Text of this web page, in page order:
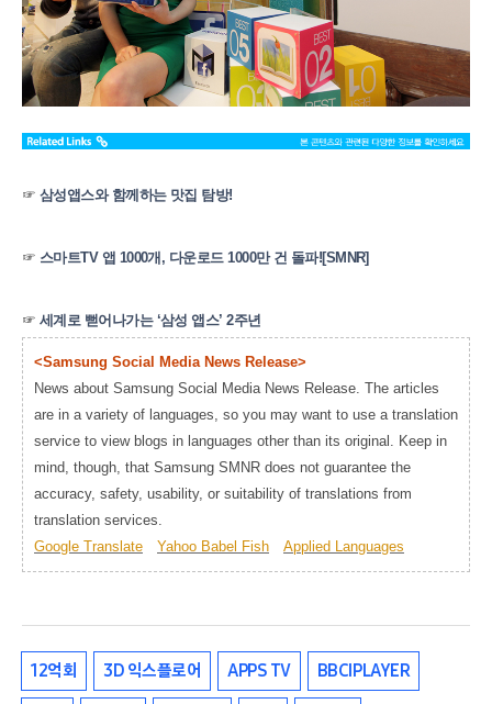
☞ 삼성앱스와 함께하는 맛집 탐방!
☞ 스마트TV 앱 1000개, 다운로드 1000만 건 돌파![SMNR]
☞ 세계로 뻗어나가는 ‘삼성 앱스’ 2주년
<Samsung Social Media News Release>
News about Samsung Social Media News Release. The articles
are in a variety of languages, so you may want to use a translation
service to view blogs in languages other than its original. Keep in
mind, though, that Samsung SMNR does not guarantee the
accuracy, safety, usability, or suitability of translations from
translation services.
Google Translate
Yahoo Babel Fish Applied Languages
12억회 3D 익스플로어 APPS TV BBCIPLAYER